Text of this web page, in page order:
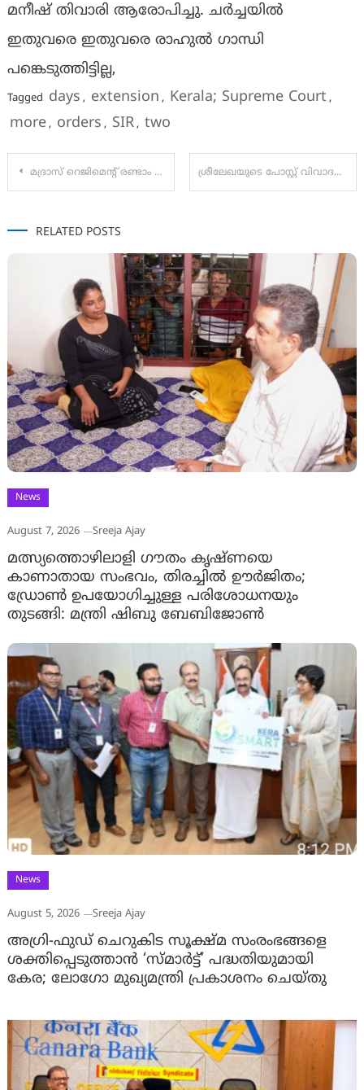
മനീഷ് തിവാരി ആരോപിച്ചു. ചര്‍ച്ചയില്‍
ഇതുവരെ ഇതുവരെ രാഹുല്‍ ഗാന്ധി
പങ്കെടുത്തിട്ടില്ല,
Tagged days , extension , Kerala; Supreme Court ,
more, orders , SIR, two
മദ്രാസ് റെജിമെൻ്റ് രണ്ടാം ബറ്റാലിയൻ്റെ 250-ാം വാർഷികം ശ്രീലേഖയുടെ പോസ്റ്റ്‌ വിവാദത്തിൽ; നടപടി എടുക്കുമെന്ന് തെരഞ്ഞെടുപ്പു കമ്മീഷൻ, പോസ്റ്റ്‌ ഡിലീറ്റ് ചെയ്തു
RELATED POSTS
News
August 7, 2026 Sreeja Ajay
മത്സ്യത്തൊഴിലാളി ഗൗതം കൃഷ്ണയെ
കാണാതായ സംഭവം, തിരച്ചിൽ ഊർജിതം;
ഡ്രോണ്‍ ഉപയോഗിച്ചുള്ള പരിശോധനയും
തുടങ്ങി: മന്ത്രി ഷിബു ബേബിജോണ്‍
News
August 5, 2026 Sreeja Ajay
അഗ്രി-ഫുഡ് ചെറുകിട സൂക്ഷ്മ സംരംഭങ്ങളെ
ശക്തിപ്പെടുത്താന്‍ ‘സ്മാര്‍ട്ട്’ പദ്ധതിയുമായി
കേര; ലോഗോ മുഖ്യമന്ത്രി പ്രകാശനം ചെയ്തു